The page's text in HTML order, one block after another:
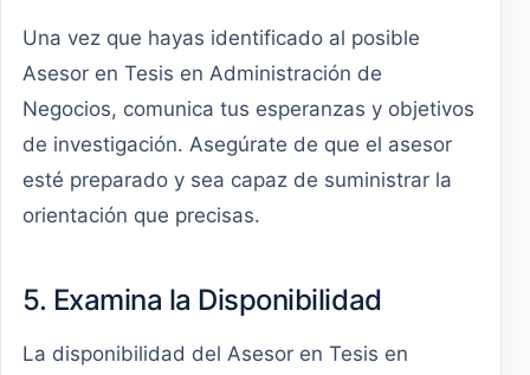
Una vez que hayas identificado al posible
Asesor en Tesis en Administración de
Negocios, comunica tus esperanzas y objetivos
de investigación. Asegúrate de que el asesor
esté preparado y sea capaz de suministrar la
orientación que precisas.
5. Examina la Disponibilidad
La disponibilidad del Asesor en Tesis en